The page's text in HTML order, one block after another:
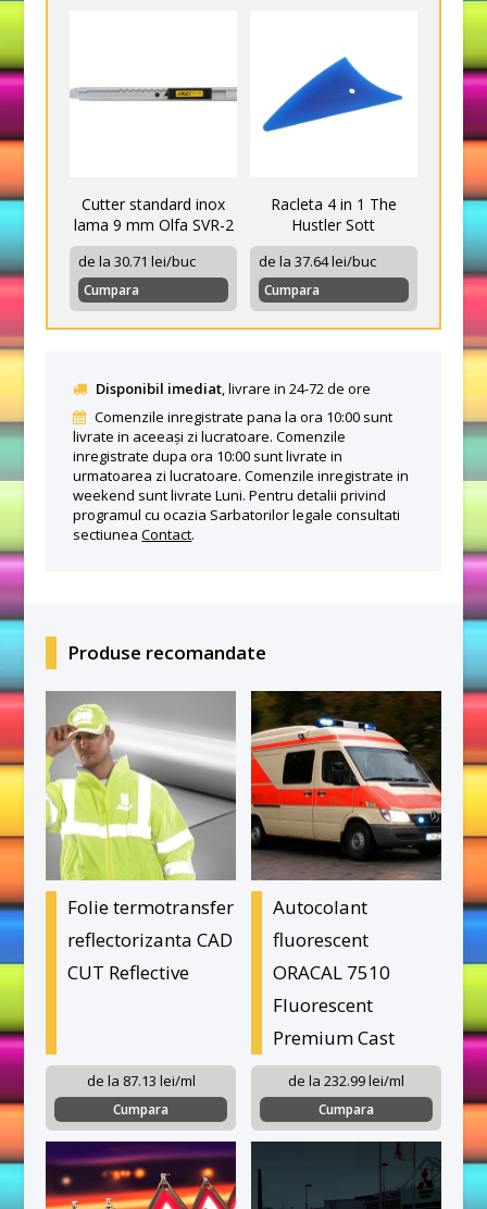
Cutter standard inox
lama 9 mm Olfa SVR-2
de la 30.71 lei/buc
Cumpara
Racleta 4 in 1 The
Hustler Sott
de la 37.64 lei/buc
Cumpara
Disponibil imediat, livrare in 24-72 de ore
Comenzile inregistrate pana la ora 10:00 sunt
livrate in aceeași zi lucratoare. Comenzile
inregistrate dupa ora 10:00 sunt livrate in
urmatoarea zi lucratoare. Comenzile inregistrate in
weekend sunt livrate Luni. Pentru detalii privind
programul cu ocazia Sarbatorilor legale consultati
sectiuneaContact.
Produse recomandate
Folie termotransfer
reflectorizanta CAD
CUT Reflective
de la 87.13 lei/ml
Cumpara
Autocolant
fluorescent
ORACAL 7510
Fluorescent
Premium Cast
de la 232.99 lei/ml
Cumpara